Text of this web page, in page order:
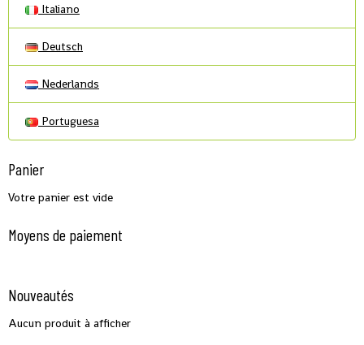
Italiano
Deutsch
Nederlands
Portuguesa
Panier
Votre panier est vide
Moyens de paiement
Nouveautés
Aucun produit à afficher